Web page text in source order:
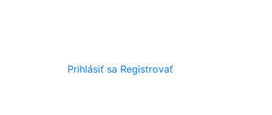
Prihlásiť sa Registrovať